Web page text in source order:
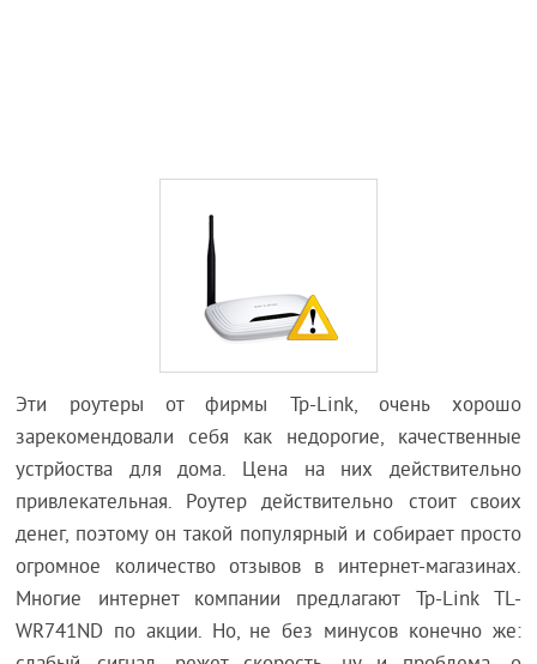
Эти роутеры от фирмы Tp-Link, очень хорошо
зарекомендовали себя как недорогие, качественные
устрйоства для дома. Цена на них действительно
привлекательная. Роутер действительно стоит своих
денег, поэтому он такой популярный и собирает просто
огромное количество отзывов в интернет-магазинах.
Многие интернет компании предлагают Tp-Link TL-
WR741ND по акции. Но, не без минусов конечно же: